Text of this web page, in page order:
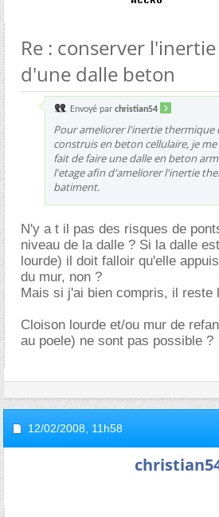
Re : conserver
d'une dalle beton
Envoyé par christian54
Pour ameliorer l'inertie thermique
construis en beton cellulaire, je
fait de faire une dalle en beton
l'etage afin d'ameliorer l'inertie
batiment.
N'y a t il pas des risques de
niveau de la dalle ? Si la dalle
lourde) il doit falloir qu'elle
du mur, non ?
Mais si j'ai bien compris, il reste
Cloison lourde et/ou mur de
au poele) ne sont pas possible ?
12/02/2008, 11h58